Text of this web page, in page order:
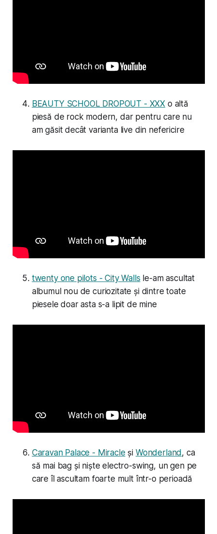
BEAUTY SCHOOL DROPOUT - XXX o altă
piesă de rock modern, dar pentru care nu
am găsit decât varianta live din nefericire
twenty one pilots - City Walls le-am ascultat
albumul nou de curiozitate și dintre toate
piesele doar asta s-a lipit de mine
Caravan Palace - Miracle și Wonderland , ca
să mai bag și niște electro-swing, un gen pe
care îl ascultam foarte mult într-o perioadă